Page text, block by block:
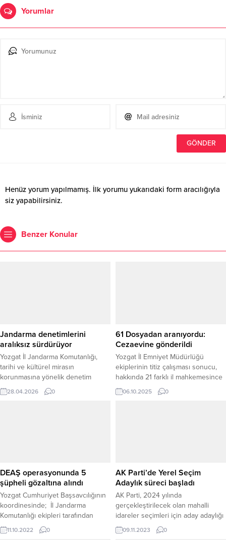
Yorumlar
Henüz yorum yapılmamış. İlk yorumu yukarıdaki form aracılığıyla
siz yapabilirsiniz.
Benzer Konular
Jandarma denetimlerini
aralıksız sürdürüyor
Yozgat İl Jandarma Komutanlığı,
tarihi ve kültürel mirasın
korunmasına yönelik denetim
faaliyetlerini aralıksız sürdürüyor.
Bu kapsamda ekipler, Çekerek
Ekizceköyü sınırlarındaki Keçikale
Nekropol ve kale yerleşim alanında
denetimler yapıldı.
Gerçekleştirilen...
28.04.2026 0
61 Dosyadan aranıyordu:
Cezaevine gönderildi
Yozgat İl Emniyet Müdürlüğü
ekiplerinin titiz çalışması sonucu,
hakkında 21 farklı il mahkemesince
61 ayrı dosyadan kesinleşmiş hapis
cezası bulunan bir şahıs yakalandı.
şahıs ekiplerin koordineli...
06.10.2025 0
DEAŞ operasyonunda 5
şüpheli gözaltına alındı
Yozgat Cumhuriyet Başsavcılığının
koordinesinde; İl Jandarma
Komutanlığı ekipleri tarafından
terör örgütü DEAŞ'a yönelik
düzenlediği operasyonda yabancı
11.10.2022 0
AK Parti’de Yerel Seçim
Adaylık süreci başladı
AK Parti, 2024 yılında
gerçekleştirilecek olan mahalli
idareler seçimleri için aday adaylığı
başvurularını almaya başladı. Genel
Başkan Yardımcısı Ali İhsan Yavuz,
09.11.2023 0